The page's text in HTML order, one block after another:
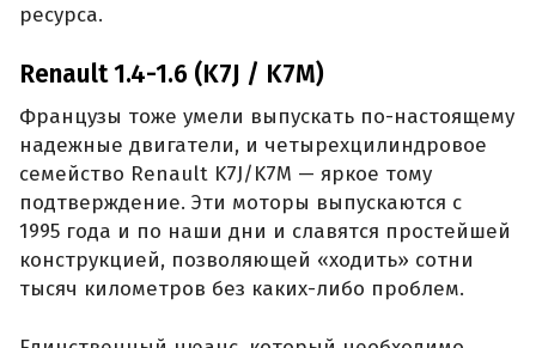
ресурса.
Renault 1.4-1.6 (K7J / K7M)
Французы тоже умели выпускать по-настоящему
надежные двигатели, и четырехцилиндровое
семейство Renault K7J/K7M — яркое тому
подтверждение. Эти моторы выпускаются с
1995 года и по наши дни и славятся простейшей
конструкцией, позволяющей «ходить» сотни
тысяч километров без каких-либо проблем.